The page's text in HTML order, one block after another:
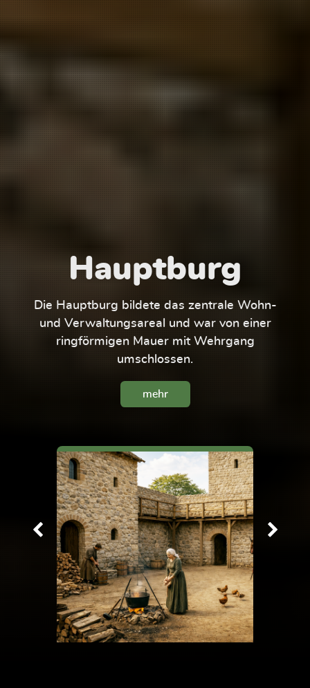
Hauptburg
Die Hauptburg bildete das zentrale Wohn-
und Verwaltungsareal und war von einer
ringförmigen Mauer mit Wehrgang
umschlossen.
mehr